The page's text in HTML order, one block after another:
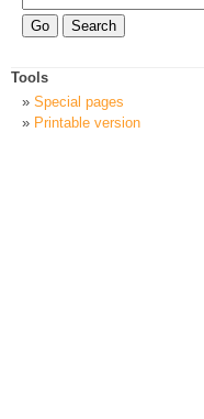
Tools
Special pages
Printable version